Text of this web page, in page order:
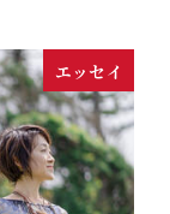
エッセイ